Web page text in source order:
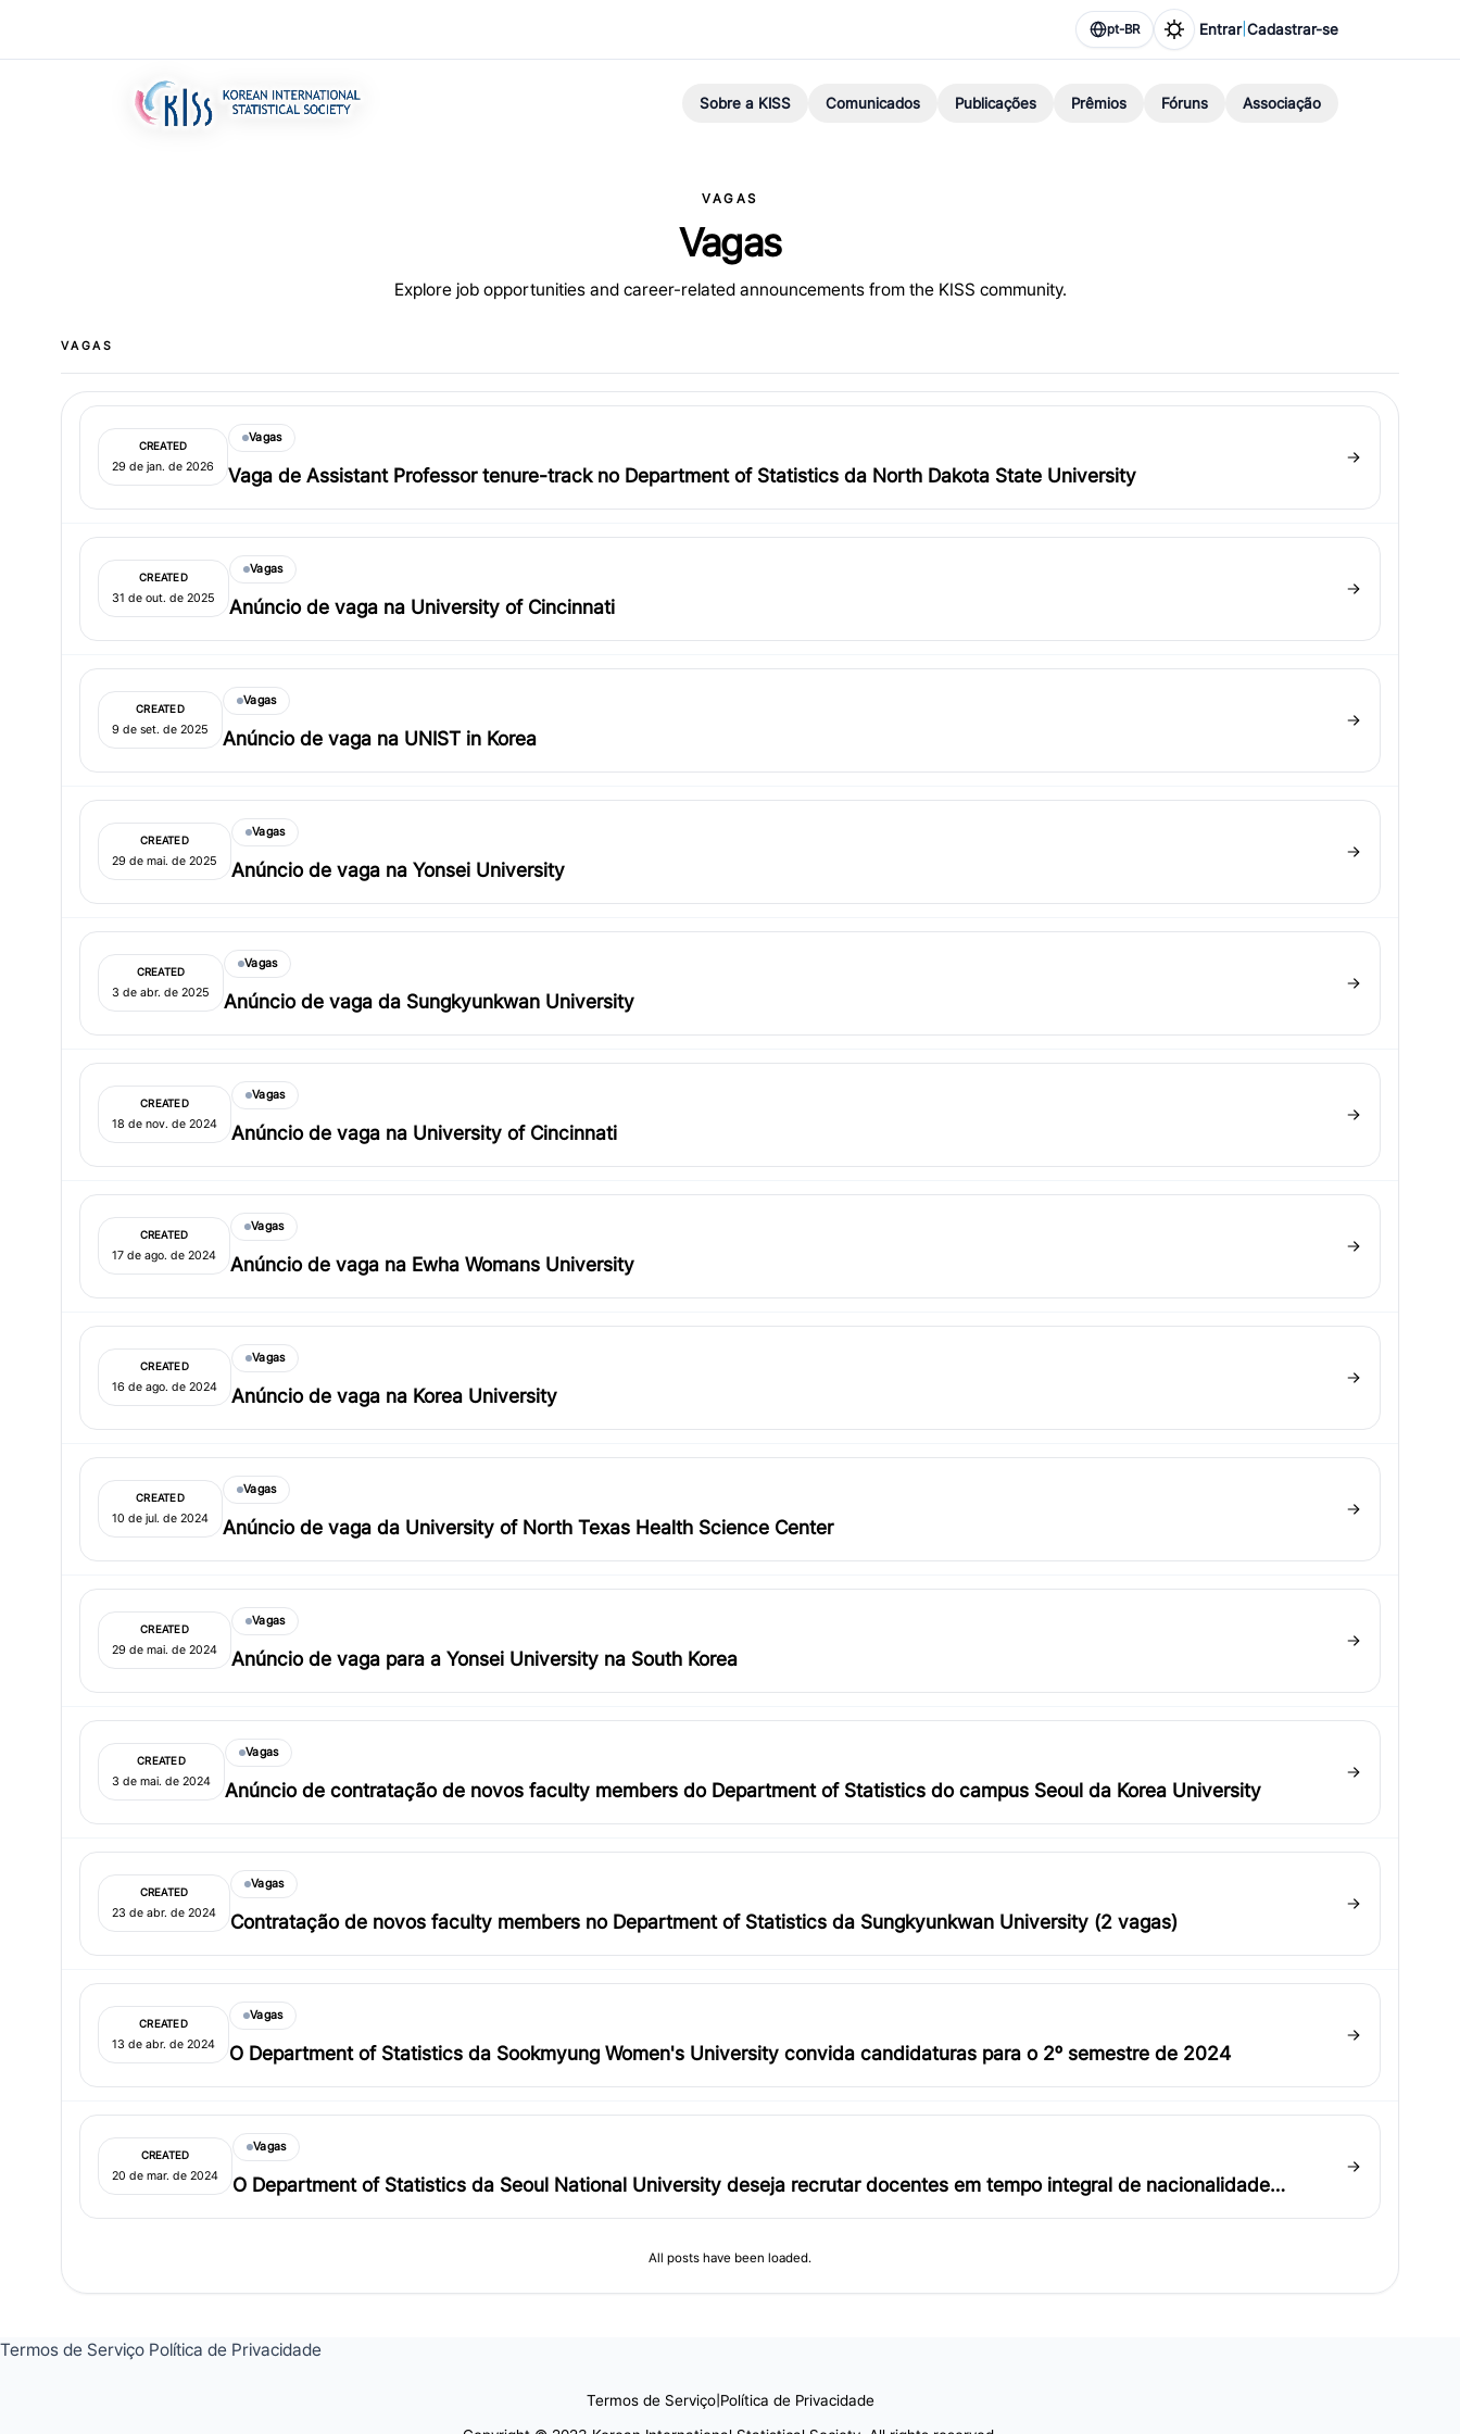
pt-BR Entrar| Cadastrar-se
Sobre a KISS Comunicados Publicações Prêmios Fóruns Associação
VAGAS
Vagas
Explore job opportunities and career-related announcements from the KISS community.
VAGAS
CREATED
29 de jan. de 2026
Vagas
Vaga de Assistant Professor tenure-track no Department of Statistics da North Dakota State University
CREATED
31 de out. de 2025
Vagas
Anúncio de vaga na University of Cincinnati
CREATED
9 de set. de 2025
Vagas
Anúncio de vaga na UNIST in Korea
CREATED
29 de mai. de 2025
Vagas
Anúncio de vaga na Yonsei University
CREATED
3 de abr. de 2025
Vagas
Anúncio de vaga da Sungkyunkwan University
CREATED
18 de nov. de 2024
Vagas
Anúncio de vaga na University of Cincinnati
CREATED
17 de ago. de 2024
Vagas
Anúncio de vaga na Ewha Womans University
CREATED
16 de ago. de 2024
Vagas
Anúncio de vaga na Korea University
CREATED
10 de jul. de 2024
Vagas
Anúncio de vaga da University of North Texas Health Science Center
CREATED
29 de mai. de 2024
Vagas
Anúncio de vaga para a Yonsei University na South Korea
CREATED
3 de mai. de 2024
Vagas
Anúncio de contratação de novos faculty members do Department of Statistics do campus Seoul da Korea University
CREATED
23 de abr. de 2024
Vagas
Contratação de novos faculty members no Department of Statistics da Sungkyunkwan University (2 vagas)
CREATED
13 de abr. de 2024
Vagas
O Department of Statistics da Sookmyung Women's University convida candidaturas para o 2º semestre de 2024
CREATED
20 de mar. de 2024
Vagas
O Department of Statistics da Seoul National University deseja recrutar docentes em tempo integral de nacionalidade
estrangeira.
All posts have been loaded.
Termos de Serviço Política de Privacidade
Termos de Serviço| Política de Privacidade